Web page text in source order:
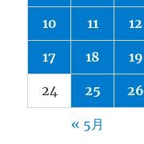
10 11 12
17 18 19
24 25 26
« 5月